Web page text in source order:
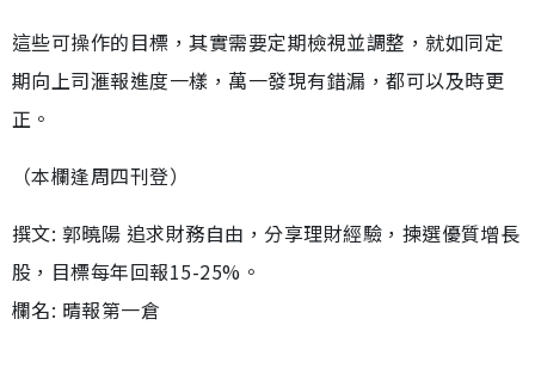
這些可操作的目標，其實需要定期檢視並調整，就如同定
期向上司滙報進度一樣，萬一發現有錯漏，都可以及時更
正。
（本欄逢周四刊登）
撰文: 郭曉陽 追求財務自由，分享理財經驗，揀選優質增長
股，目標每年回報15-25%。
欄名: 晴報第一倉